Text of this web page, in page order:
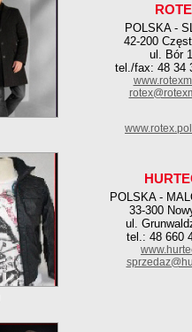
POLSKA -
42-200
ul. Bór
tel./fax: 48 34
POLSKA -
33-300
ul.
tel.: 48 660